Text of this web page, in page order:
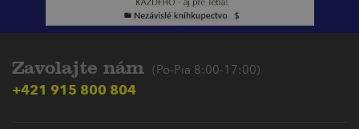
Zavolajte nám (Po-Pia 8:00-17:00)
+421 915 800 804